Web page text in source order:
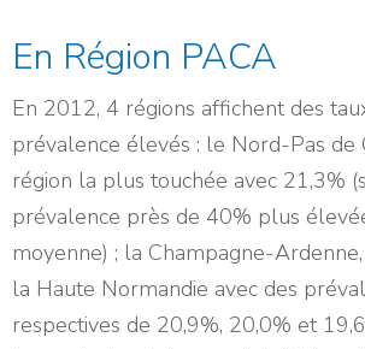
En Région PACA
En 2012, 4 régions affichent des
prévalence élevés : le Nord-Pas de
région la plus touchée avec 21,3%
prévalence près de 40% plus
moyenne) ; la Champagne-
la Haute Normandie avec des
respectives de 20,9%, 20,0% et